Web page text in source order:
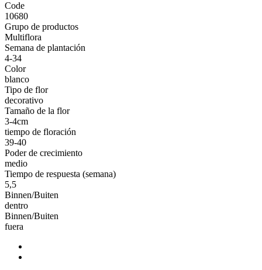
Code
10680
Grupo de productos
Multiflora
Semana de plantación
4-34
Color
blanco
Tipo de flor
decorativo
Tamaño de la flor
3-4cm
tiempo de floración
39-40
Poder de crecimiento
medio
Tiempo de respuesta (semana)
5,5
Binnen/Buiten
dentro
Binnen/Buiten
fuera